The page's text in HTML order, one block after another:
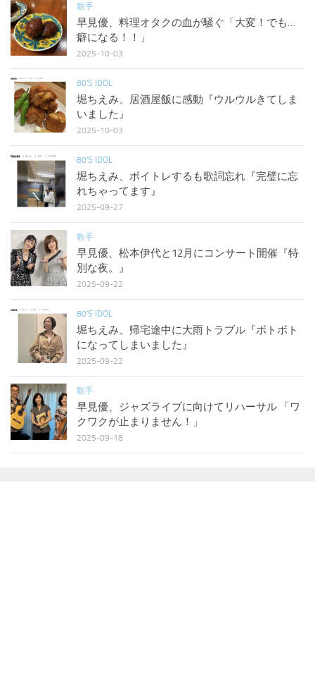
歌手
早見優、料理オタクの血が騒ぐ「大変！でも…
癖になる！！」
2025-10-03
80'S IDOL
堀ちえみ、居酒屋飯に感動『ウルウルきてしま
いました』
2025-10-03
80'S IDOL
堀ちえみ、ボイトレするも歌詞忘れ『完璧に忘
れちゃってます』
2025-09-27
歌手
早見優、松本伊代と12月にコンサート開催『特
別な夜。』
2025-09-22
80'S IDOL
堀ちえみ、帰宅途中に大雨トラブル『ボトボト
になってしまいました』
2025-09-22
歌手
早見優、ジャズライブに向けてリハーサル 「ワ
クワクが止まりません！」
2025-09-18